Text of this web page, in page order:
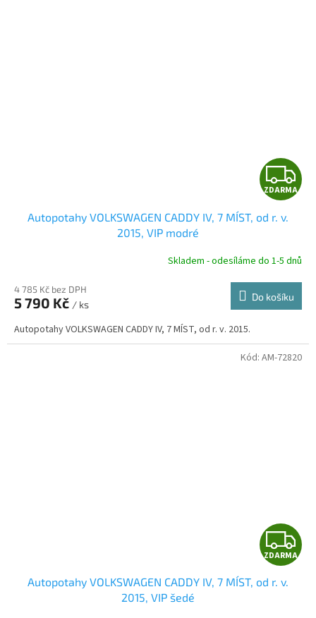
Z
D
R
ZDARMA
Autopotahy VOLKSWAGEN CADDY IV, 7 MÍST, od r. v.
2015, VIP modré
Skladem - odesíláme do 1-5 dnů
4 785 Kč bez DPH
5 790 Kč / ks
Do košíku
Autopotahy VOLKSWAGEN CADDY IV, 7 MÍST, od r. v. 2015.
Z
D
ZDARMA
Autopotahy VOLKSWAGEN CADDY IV, 7 MÍST, od r. v.
2015, VIP šedé
Kód: AM-72820